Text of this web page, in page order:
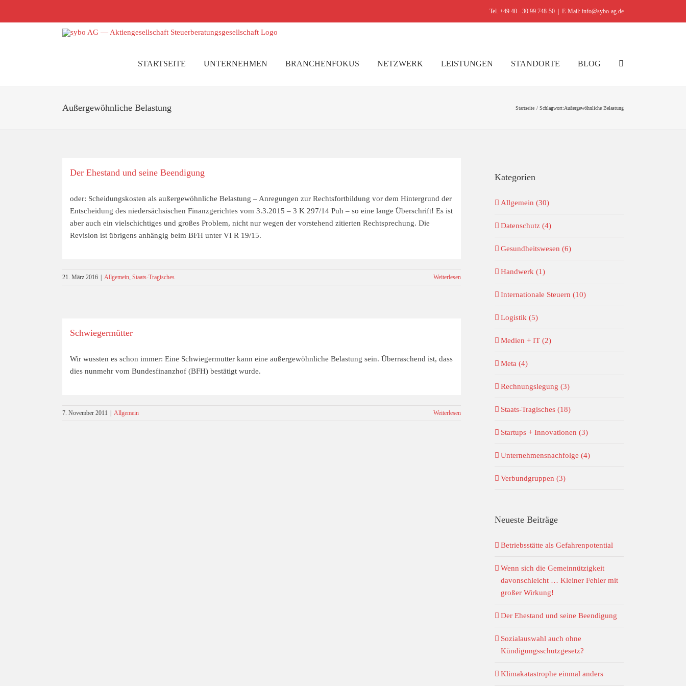
Tel. +49 40 - 30 99 748-50 E-Mail: info@sybo-ag.de
STARTSEITE UNTERNEHMEN BRANCHENFOKUS NETZWERK LEISTUNGEN STANDORTE BLOG
Außergewöhnliche Belastung Startseite Schlagwort:Außergewöhnliche Belastung
Der Ehestand und seine Beendigung
oder: Scheidungskosten als außergewöhnliche Belastung – Anregungen zur Rechtsfortbildung vor dem Hintergrund der
Entscheidung des niedersächsischen Finanzgerichtes vom 3.3.2015 – 3 K 297/14 Puh – so eine lange Überschrift! Es ist
aber auch ein vielschichtiges und großes Problem, nicht nur wegen der vorstehend zitierten Rechtsprechung. Die
Revision ist übrigens anhängig beim BFH unter VI R 19/15.
21. März 2016 Allgemein, Staats-Tragisches Weiterlesen
Schwiegermütter
Wir wussten es schon immer: Eine Schwiegermutter kann eine außergewöhnliche Belastung sein. Überraschend ist, dass
dies nunmehr vom Bundesfinanzhof (BFH) bestätigt wurde.
7. November 2011 Allgemein Weiterlesen
Kategorien
Allgemein (30)
Datenschutz (4)
Gesundheitswesen (6)
Handwerk (1)
Internationale Steuern (10)
Logistik (5)
Medien + IT (2)
Meta (4)
Rechnungslegung (3)
Staats-Tragisches (18)
Startups + Innovationen (3)
Unternehmensnachfolge (4)
Verbundgruppen (3)
Neueste Beiträge
Betriebsstätte als Gefahrenpotential
Wenn sich die Gemeinnützigkeit
davonschleicht … Kleiner Fehler mit
großer Wirkung!
Der Ehestand und seine Beendigung
Sozialauswahl auch ohne
Kündigungsschutzgesetz?
Klimakatastrophe einmal anders